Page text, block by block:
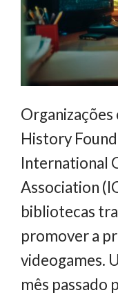
Organizações
History
International
Association
bibliotecas
promover a
videogames.
mês passado